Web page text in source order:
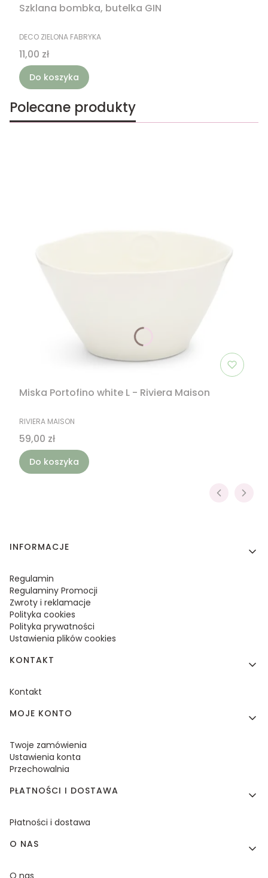
Szklana bombka, butelka GIN
PRODUCENT
DECO ZIELONA FABRYKA
Cena
11,00 zł
Do koszyka
Polecane produkty
Miska Portofino white L - Riviera Maison
PRODUCENT
RIVIERA MAISON
Cena
59,00 zł
Do koszyka
Linki w stopce
INFORMACJE
Regulamin
Regulaminy Promocji
Zwroty i reklamacje
Polityka cookies
Polityka prywatności
Ustawienia plików cookies
KONTAKT
Kontakt
MOJE KONTO
Twoje zamówienia
Ustawienia konta
Przechowalnia
PŁATNOŚCI I DOSTAWA
Płatności i dostawa
O NAS
O nas